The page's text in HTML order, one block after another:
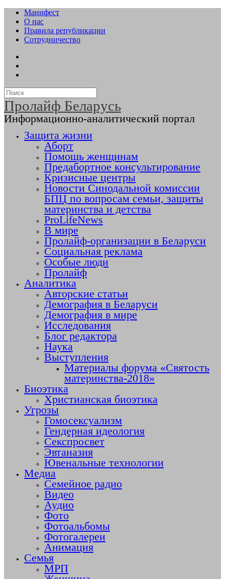
Манифест
О нас
Правила републикации
Сотрудничество
Пролайф Беларусь
Информационно-аналитический портал
Защита жизни
Аборт
Помощь женщинам
Предабортное консультирование
Кризисные центры
Новости Синодальной комиссии
БПЦ по вопросам семьи, защиты
материнства и детства
ProLifeNews
В мире
Пролайф-организации в Беларуси
Социальная реклама
Особые люди
Пролайф
Аналитика
Авторские статьи
Демография в Беларуси
Демография в мире
Исследования
Блог редактора
Наука
Выступления
Материалы форума «Святость
материнства-2018»
Биоэтика
Христианская биоэтика
Угрозы
Гомосексуализм
Гендерная идеология
Секспросвет
Эвтаназия
Ювенальные технологии
Медиа
Семейное радио
Видео
Аудио
Фото
Фотоальбомы
Фотогалереи
Анимация
Семья
МРП